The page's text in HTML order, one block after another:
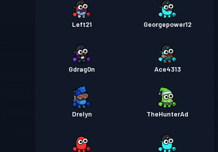
Left21 Georgepower12
Gdrag0n Ace4313
Drelyn TheHunterAd